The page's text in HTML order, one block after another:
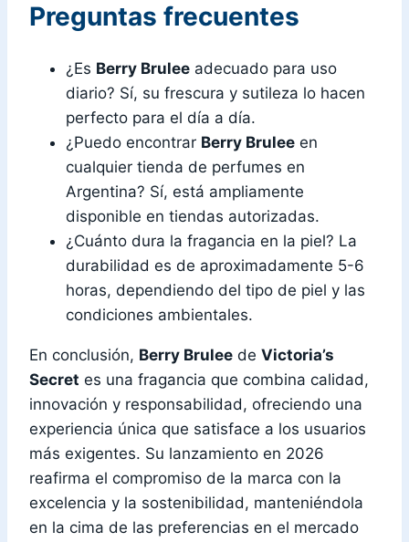
Preguntas frecuentes
¿Es Berry Brulee adecuado para uso
diario? Sí, su frescura y sutileza lo hacen
perfecto para el día a día.
¿Puedo encontrar Berry Brulee en
cualquier tienda de perfumes en
Argentina? Sí, está ampliamente
disponible en tiendas autorizadas.
¿Cuánto dura la fragancia en la piel? La
durabilidad es de aproximadamente 5-6
horas, dependiendo del tipo de piel y las
condiciones ambientales.
En conclusión, Berry Brulee de Victoria’s
Secret es una fragancia que combina calidad,
innovación y responsabilidad, ofreciendo una
experiencia única que satisface a los usuarios
más exigentes. Su lanzamiento en 2026
reafirma el compromiso de la marca con la
excelencia y la sostenibilidad, manteniéndola
en la cima de las preferencias en el mercado